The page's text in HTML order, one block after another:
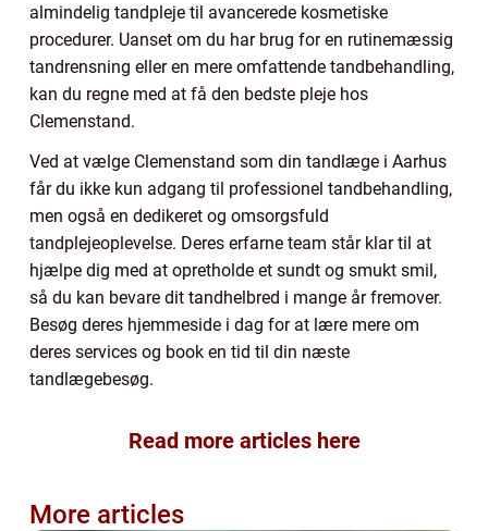
almindelig tandpleje til avancerede kosmetiske
procedurer. Uanset om du har brug for en rutinemæssig
tandrensning eller en mere omfattende tandbehandling,
kan du regne med at få den bedste pleje hos
Clemenstand.
Ved at vælge Clemenstand som din tandlæge i Aarhus
får du ikke kun adgang til professionel tandbehandling,
men også en dedikeret og omsorgsfuld
tandplejeoplevelse. Deres erfarne team står klar til at
hjælpe dig med at opretholde et sundt og smukt smil,
så du kan bevare dit tandhelbred i mange år fremover.
Besøg deres hjemmeside i dag for at lære mere om
deres services og book en tid til din næste
tandlægebesøg.
Read more articles here
More articles